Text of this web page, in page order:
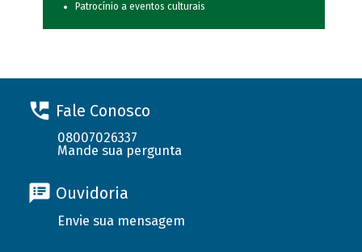
Patrocínio a eventos culturais
Fale Conosco
08007026337
Mande sua pergunta
Ouvidoria
Envie sua mensagem